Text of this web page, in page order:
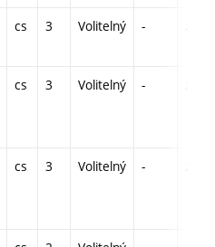
cs 3 Volitelný -
cs 3 Volitelný -
cs 3 Volitelný -